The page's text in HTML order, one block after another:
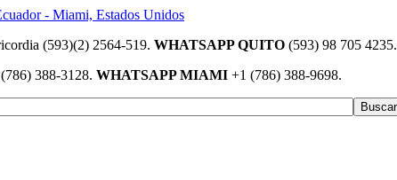
(593)(2) 2564-519. WHATSAPP QUITO (593) 98 705 4235.
(786) 388-3128. WHATSAPP MIAMI +1 (786) 388-9698.